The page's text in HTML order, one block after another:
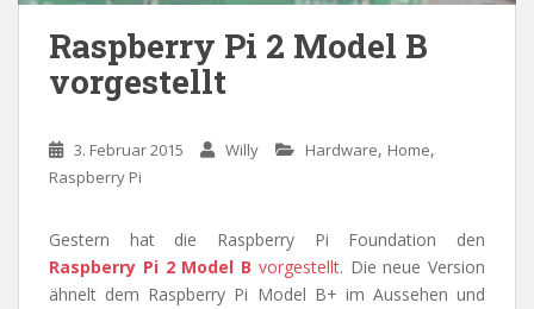
Raspberry Pi 2 Model B
vorgestellt
3. Februar 2015 Willy Hardware, Home,
Raspberry Pi
Gestern hat die Raspberry Pi Foundation den
Raspberry Pi 2 Model B vorgestellt. Die neue Version
ähnelt dem Raspberry Pi Model B+ im Aussehen und